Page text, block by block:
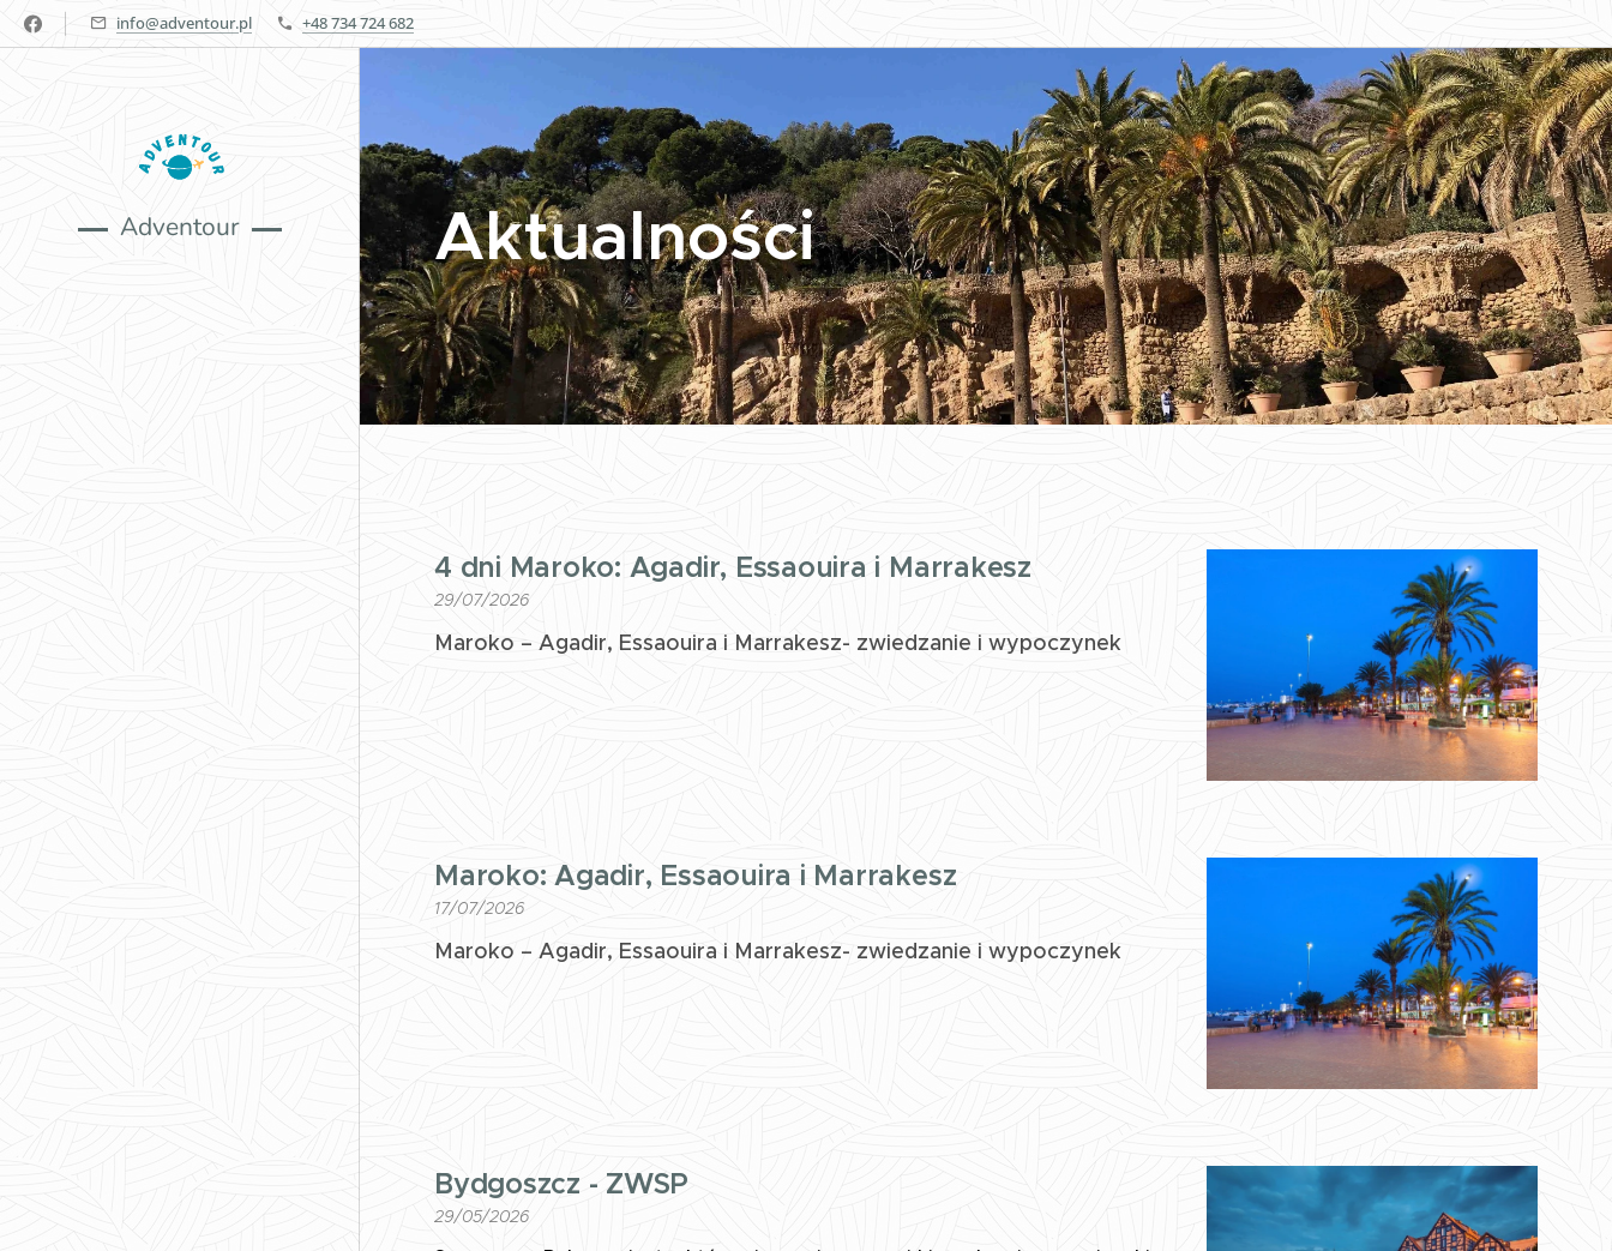
info@adventour.pl +48 734 724 682
Adventour Aktualności
4 dni Maroko: Agadir, Essaouira i Marrakesz
29/07/2026
Maroko – Agadir, Essaouira i Marrakesz- zwiedzanie i wypoczynek
Maroko: Agadir, Essaouira i Marrakesz
17/07/2026
Maroko – Agadir, Essaouira i Marrakesz- zwiedzanie i wypoczynek
Bydgoszcz - ZWSP
29/05/2026